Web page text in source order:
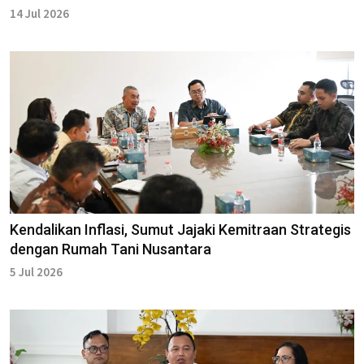
14 Jul 2026
Kendalikan Inflasi, Sumut Jajaki Kemitraan Strategis
dengan Rumah Tani Nusantara
5 Jul 2026